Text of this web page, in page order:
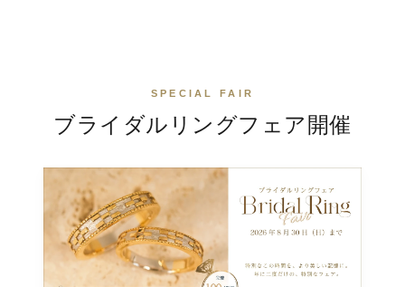
SPECIAL FAIR
ブライダルリングフェア 開催